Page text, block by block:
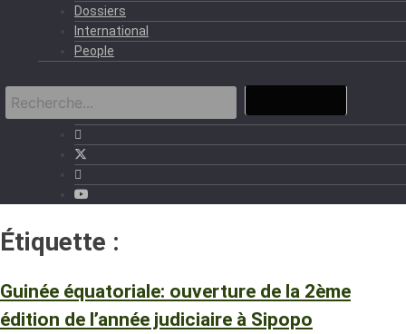
Dossiers
International
People
Étiquette :
Guinée équatoriale: ouverture de la 2ème
édition de l’année judiciaire à Sipopo